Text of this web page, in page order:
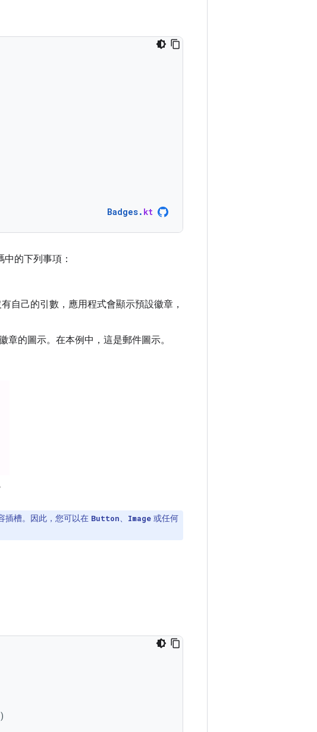
Badges. kt
的下列事項：
自己的引數，應用程式會顯示預設徽章，
章的圖示。在本例中，這是郵件圖示。
插槽。因此，您可以在 Button、 Image 或任何
)